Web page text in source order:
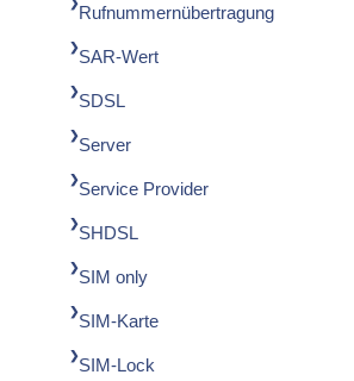
Rufnummernübertragung
SAR-Wert
SDSL
Server
Service Provider
SHDSL
SIM only
SIM-Karte
SIM-Lock